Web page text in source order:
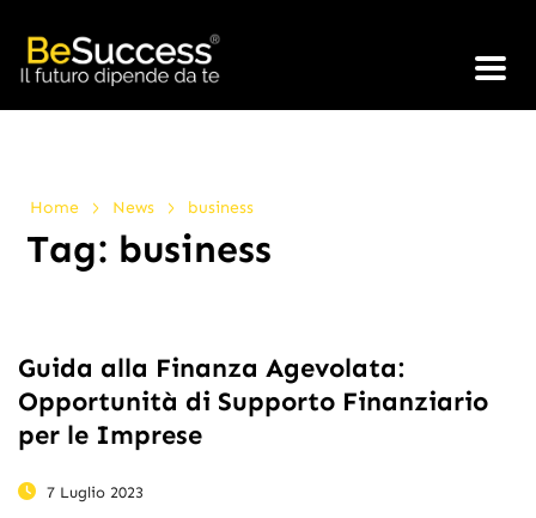
Home > News > business
Tag: business
Guida alla Finanza Agevolata:
Opportunità di Supporto Finanziario
per le Imprese
7 Luglio 2023